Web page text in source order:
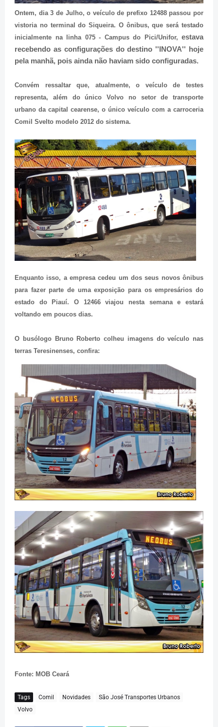
Ontem, dia 3 de Julho, o veículo de prefixo 12488 passou por
vistoria no terminal do Siqueira. O ônibus, que será testado
inicialmente na linha 075 - Campus do Pici/Unifor, estava
recebendo as configurações do destino ''INOVA'' hoje
pela manhã, pois ainda não haviam sido configuradas.
Convém ressaltar que, atualmente, o veículo de testes
representa, além do único Volvo no setor de transporte
urbano da capital cearense, o único veículo com a carroceria
Comil Svelto modelo 2012 do sistema.
Enquanto isso, a empresa cedeu um dos seus novos ônibus
para fazer parte de uma exposição para os empresários do
estado do Piauí. O 12466 viajou nesta semana e estará
voltando em poucos dias.
O busólogo Bruno Roberto colheu imagens do veículo nas
terras Teresinenses, confira:
Fonte: MOB Ceará
Tags Comil Novidades
São José Transportes Urbanos
Volvo